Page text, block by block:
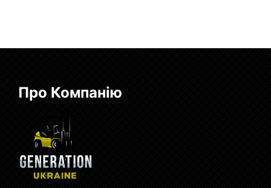
Про Компанію